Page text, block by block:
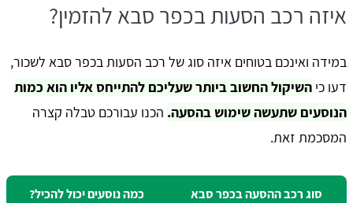
איזה רכב הסעות בכפר סבא להזמין?
במידה ואינכם בטוחים איזה סוג של רכב הסעות בכפר סבא לשכור,
דעו כי השיקול החשוב ביותר שעליכם להתייחס אליו הוא כמות
הנוסעים שתעשה שימוש בהסעה. הכנו עבורכם טבלה קצרה
המסכמת זאת.
סוג רכב ההסעה בכפר סבא כמה נוסעים יכול להכיל?